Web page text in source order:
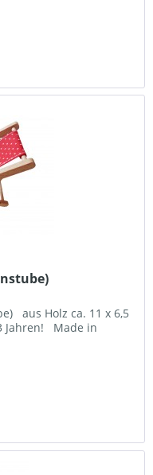
aus Holz ca. 11 x 6,5
Jahren! Made in